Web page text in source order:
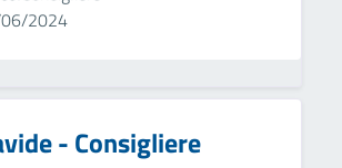
2024
- Consigliere